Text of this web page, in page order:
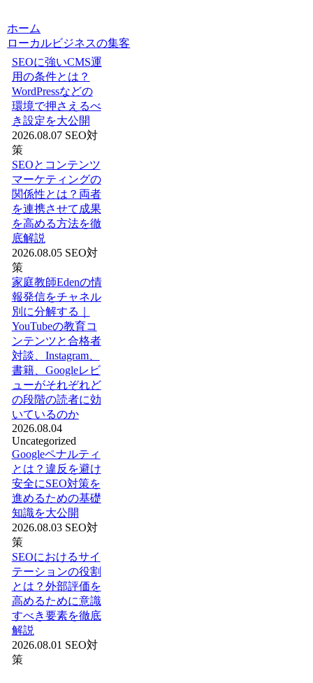
ホーム
ローカルビジネスの集客
SEOに強いCMS運
用の条件とは？
WordPressなどの
環境で押さえるべ
き設定を大公開
2026.08.07 SEO対
策
SEOとコンテンツ
マーケティングの
関係性とは？両者
を連携させて成果
を高める方法を徹
底解説
2026.08.05 SEO対
策
家庭教師Edenの情
報発信をチャネル
別に分解する｜
YouTubeの教育コ
ンテンツと合格者
対談、Instagram、
書籍、Googleレビ
ューがそれぞれど
の段階の読者に効
いているのか
2026.08.04
Uncategorized
Googleペナルティ
とは？違反を避け
安全にSEO対策を
進めるための基礎
知識を大公開
2026.08.03 SEO対
策
SEOにおけるサイ
テーションの役割
とは？外部評価を
高めるために意識
すべき要素を徹底
解説
2026.08.01 SEO対
策